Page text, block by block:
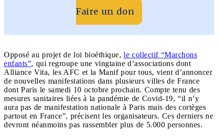
Faire un don
Opposé au projet de loi bioéthique, le collectif “Marchons
enfants”, qui regroupe une vingtaine d’associations dont
Alliance Vita, les AFC et la Manif pour tous, vient d’annoncer
de nouvelles manifestations dans plusieurs villes de France
dont Paris le samedi 10 octobre prochain. Compte tenu des
mesures sanitaires liées à la pandémie de Covid-19, “il n’y
aura pas de manifestation nationale à Paris mais des cortèges
partout en France”, précisent les organisateurs. Ces derniers ne
devront néanmoins pas rassembler plus de 5.000 personnes.